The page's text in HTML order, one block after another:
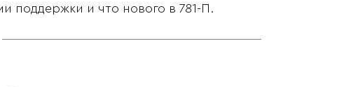
поддержки и что нового в 781-П.